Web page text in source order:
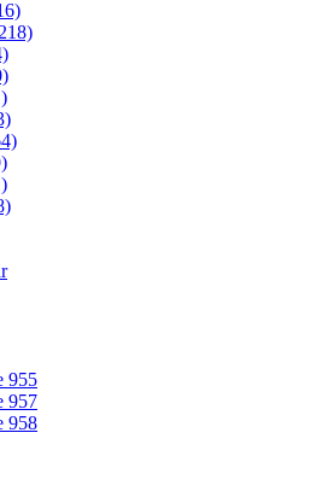
955
957
958